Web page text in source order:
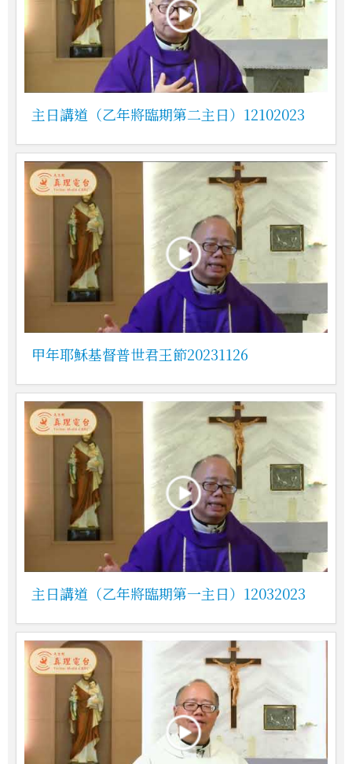
主日講道（乙年將臨期第二主日）12102023
甲年耶穌基督普世君王節20231126
主日講道（乙年將臨期第一主日）12032023